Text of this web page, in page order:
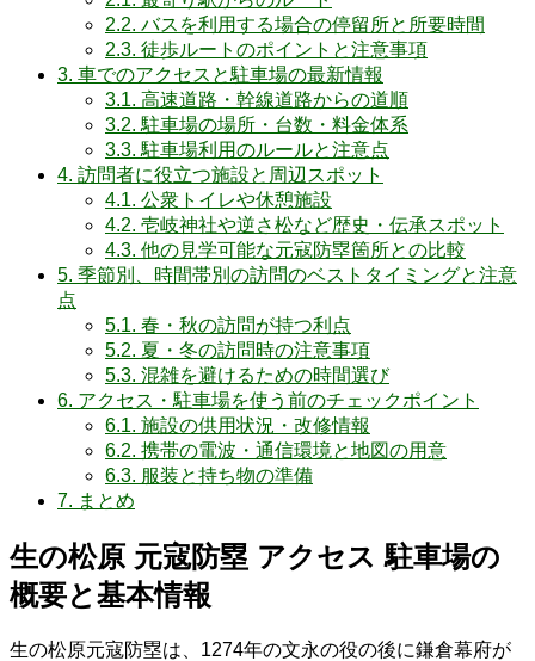
2.2. バスを利用する場合の停留所と所要時間
2.3. 徒歩ルートのポイントと注意事項
3. 車でのアクセスと駐車場の最新情報
3.1. 高速道路・幹線道路からの道順
3.2. 駐車場の場所・台数・料金体系
3.3. 駐車場利用のルールと注意点
4. 訪問者に役立つ施設と周辺スポット
4.1. 公衆トイレや休憩施設
4.2. 壱岐神社や逆さ松など歴史・伝承スポット
4.3. 他の見学可能な元寇防塁箇所との比較
5. 季節別、時間帯別の訪問のベストタイミングと注意
点
5.1. 春・秋の訪問が持つ利点
5.2. 夏・冬の訪問時の注意事項
5.3. 混雑を避けるための時間選び
6. アクセス・駐車場を使う前のチェックポイント
6.1. 施設の供用状況・改修情報
6.2. 携帯の電波・通信環境と地図の用意
6.3. 服装と持ち物の準備
7. まとめ
生の松原 元寇防塁 アクセス 駐車場の
概要と基本情報
生の松原元寇防塁は、1274年の文永の役の後に鎌倉幕府が